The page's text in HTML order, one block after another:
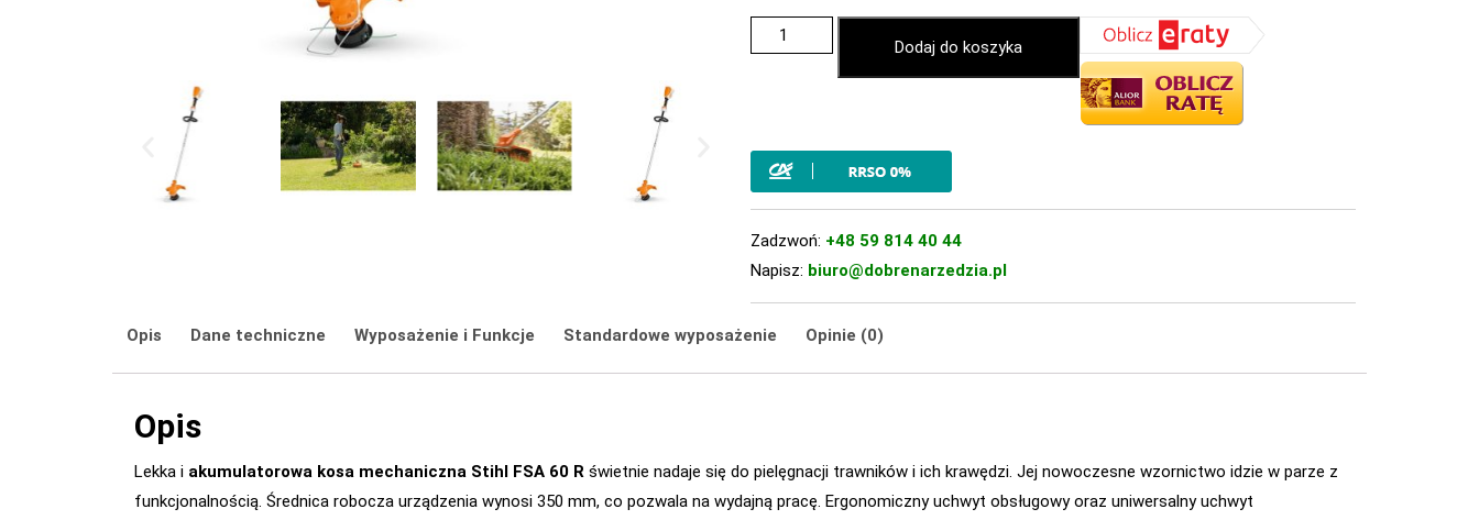
Dodaj do koszyka
Zadzwoń: +48 59 814 40 44
Napisz: biuro@dobrenarzedzia.pl
Opis Dane techniczne Wyposażenie i Funkcje Standardowe wyposażenie Opinie (0)
Opis
Lekka i akumulatorowa kosa mechaniczna Stihl FSA 60 R świetnie nadaje się do pielęgnacji trawników i ich krawędzi. Jej nowoczesne wzornictwo idzie w parze z
funkcjonalnością. Średnica robocza urządzenia wynosi 350 mm, co pozwala na wydajną pracę. Ergonomiczny uchwyt obsługowy oraz uniwersalny uchwyt